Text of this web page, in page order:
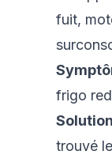
fuit,
frigo
trouvé